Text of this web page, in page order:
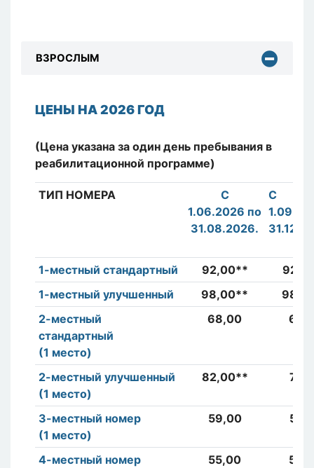
ВЗРОСЛЫМ
ЦЕНЫ НА 2026 ГОД
(Цена указана за один день пребывания в
реабилитационной программе)
ТИП НОМЕРА
С
1.06.2026 по
31.08.2026.
С
1-местный стандартный 92,00**
1-местный улучшенный
98,00**
2-местный
стандартный
(1 место)
68,00
2-местный улучшенный
(1 место)
82,00**
3-местный номер
(1 место)
59,00
4-местный номер
55,00